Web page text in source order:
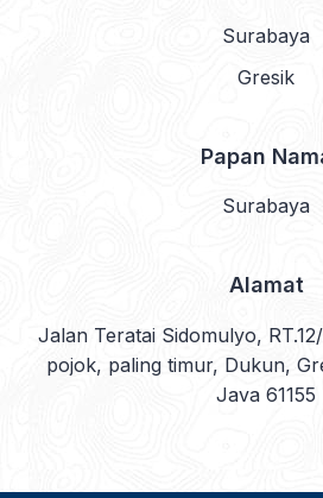
Surabaya
Gresik
Papan
Surabaya
Alamat
Jalan Teratai Sidomulyo,
pojok, paling timur, Dukun,
Java 61155